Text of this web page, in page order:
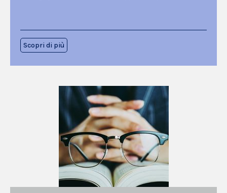
Scopri di più